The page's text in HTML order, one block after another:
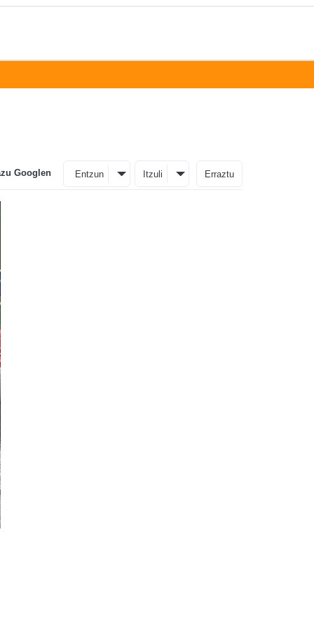
Googlen Entzun Itzuli Erraztu